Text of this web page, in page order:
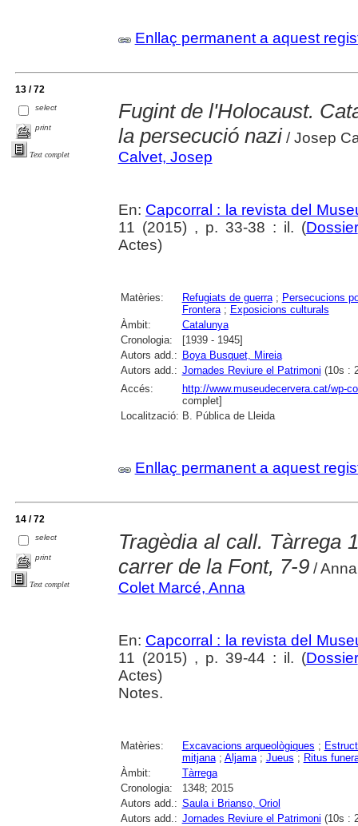
Enllaç permanent a aquest
13 / 72
select
print
Text complet
Fugint de l'Holocaust.
la persecució nazi/ Josep
Calvet, Josep
En: Capcorral : la revista del
11 (2015) , p. 33-38 : il. (Dossier
Actes)
Matèries: Refugiats de guerra; Persecucions
Frontera; Exposicions culturals
Àmbit:
Catalunya
Cronologia:
[1939 - 1945]
Autors add.: Boya Busquet, Mireia
Autors add.: Jornades Reviure el Patrimoni (10s :
Accés:
http://www.museudecervera.cat/wp-
complet]
Localització: B. Pública de Lleida
Enllaç permanent a aquest
14 / 72
select
print
Text complet
Tragèdia al call. Tàrrega
carrer de la Font, 7-9/ Anna
Colet Marcé, Anna
En: Capcorral : la revista del
11 (2015) , p. 39-44 : il. (Dossier
Actes)
Notes.
Matèries: Excavacions arqueològiques ;
mitjana; Aljama; Jueus ; Ritus
Àmbit:
Tàrrega
Cronologia:
1348; 2015
Autors add.: Saula i Brianso, Oriol
Autors add.: Jornades Reviure el Patrimoni (10s :